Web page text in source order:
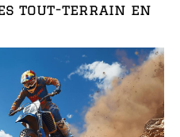
tout-terrain en